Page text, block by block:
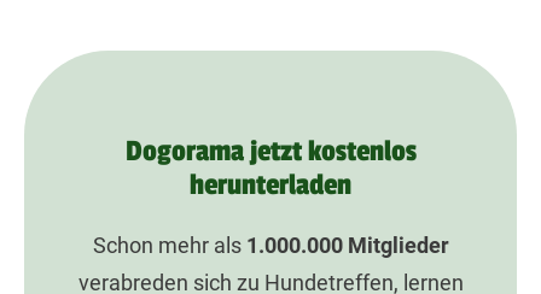
Dogorama jetzt kostenlos
herunterladen
Schon mehr als 1.000.000Mitglieder
verabreden sich zu Hundetreffen, lernen